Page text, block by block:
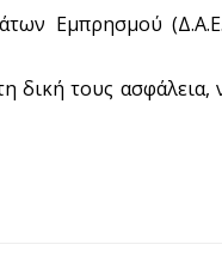
Εμπρησμού
δική τους